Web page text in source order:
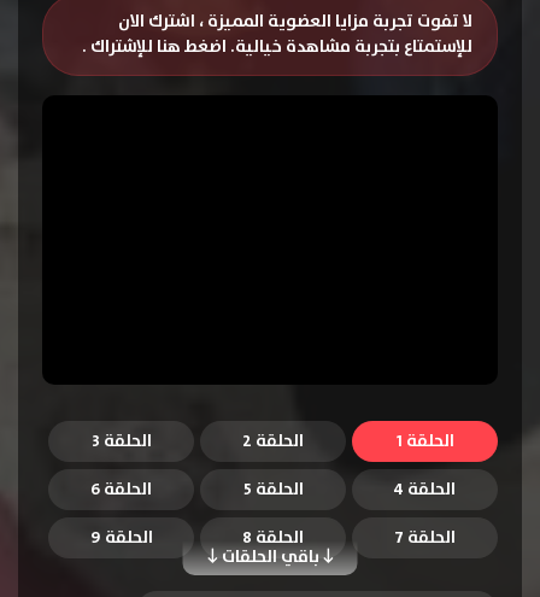
لا تفوت تجربة مزايا العضوية المميزة ، اشترك الان
للإستمتاع بتجربة مشاهدة خيالية. اضغط هنا للإشتراك .
الحلقة 1 الحلقة 2
الحلقة 3
الحلقة 4
الحلقة 5 الحلقة 6
باقي الحلقات
الحلقة 7 الحلقة 8
الحلقة 9